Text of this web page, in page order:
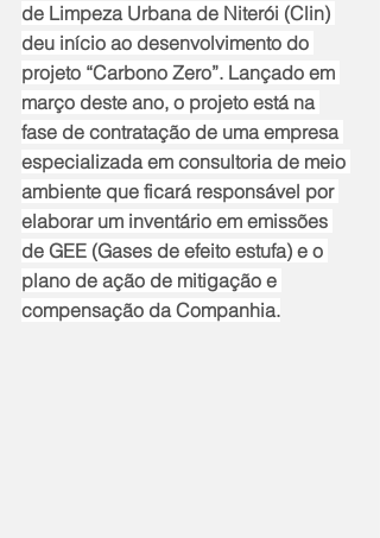
de Limpeza Urbana de Niterói (Clin)
deu início ao desenvolvimento do
projeto “Carbono Zero”. Lançado em
março deste ano, o projeto está na
fase de contratação de uma empresa
especializada em consultoria de meio
ambiente que ficará responsável por
elaborar um inventário em emissões
de GEE (Gases de efeito estufa) e o
plano de ação de mitigação e
compensação da Companhia.